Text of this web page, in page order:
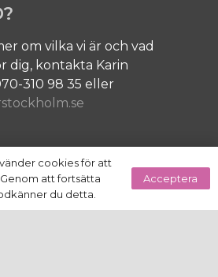
om vilka vi är och vad
dig, kontakta Karin
310 98 35 eller
OSS!
jakt efter bra personer
Hör av dig till
cookies för att
att fortsätta
du detta.
Acceptera